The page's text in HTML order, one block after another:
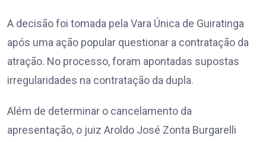
A decisão foi tomada pela Vara Única de Guiratinga
após uma ação popular questionar a contratação da
atração. No processo, foram apontadas supostas
irregularidades na contratação da dupla.
Além de determinar o cancelamento da
apresentação, o juiz Aroldo José Zonta Burgarelli